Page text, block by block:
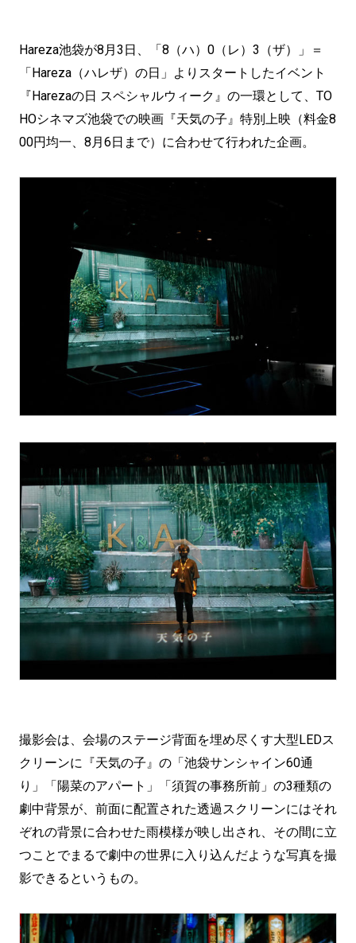
Hareza池袋が8月3日、「8（ハ）0（レ）3（ザ）」＝
「Hareza（ハレザ）の日」よりスタートしたイベント
『Harezaの日 スペシャルウィーク』の一環として、TO
HOシネマズ池袋での映画『天気の子』特別上映（料金8
00円均一、8月6日まで）に合わせて行われた企画。
撮影会は、会場のステージ背面を埋め尽くす大型LEDス
クリーンに『天気の子』の「池袋サンシャイン60通
り」「陽菜のアパート」「須賀の事務所前」の3種類の
劇中背景が、前面に配置された透過スクリーンにはそれ
ぞれの背景に合わせた雨模様が映し出され、その間に立
つことでまるで劇中の世界に入り込んだような写真を撮
影できるというもの。